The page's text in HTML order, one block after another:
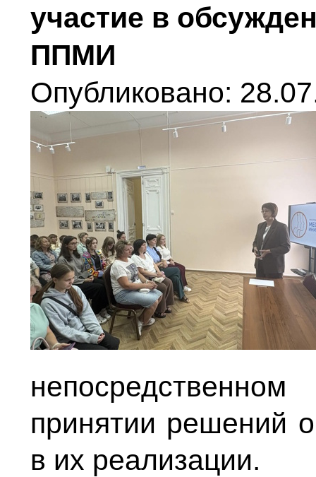
участие в
ППМИ
Опубликовано:
принятии решений
в их реализации.